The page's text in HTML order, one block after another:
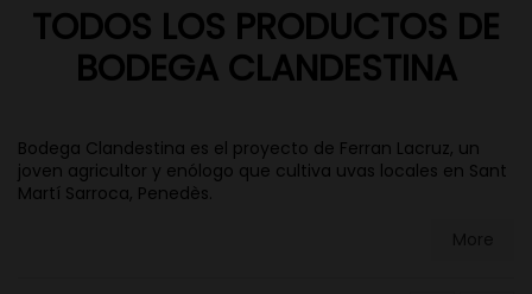
TODOS LOS PRODUCTOS DE
BODEGA CLANDESTINA
Bodega Clandestina es el proyecto de Ferran Lacruz, un
joven agricultor y enólogo que cultiva uvas locales en Sant
Martí Sarroca, Penedès.